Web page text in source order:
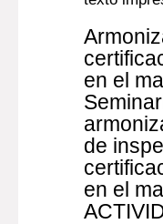
en el
de
en el